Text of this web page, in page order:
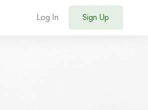
Log In Sign Up